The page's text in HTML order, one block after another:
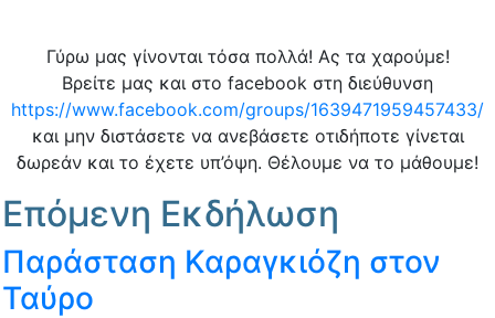
Γύρω μας γίνονται τόσα πολλά! Ας τα χαρούμε!
Βρείτε μας και στο facebook στη διεύθυνση
https://www.facebook.com/groups/1639471959457433/
και μην διστάσετε να ανεβάσετε οτιδήποτε γίνεται
δωρεάν και το έχετε υπ’όψη. Θέλουμε να το μάθουμε!
Επόμενη Εκδήλωση
Παράσταση Καραγκιόζη στον
Ταύρο